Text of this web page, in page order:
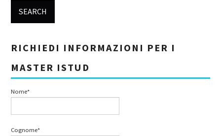
RICHIEDI INFORMAZIONI PER I
MASTER ISTUD
Nome*
Cognome*